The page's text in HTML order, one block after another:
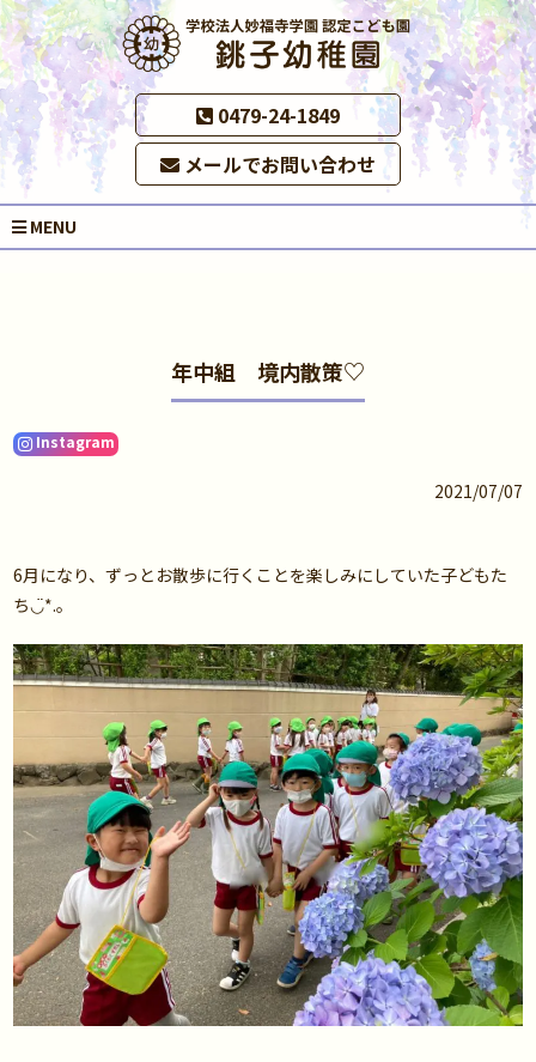
0479-24-1849
メールでお問い合わせ
MENU
年中組 境内散策♡
Instagram
2021/07/07
6月になり、ずっとお散歩に行くことを楽しみにしていた子どもた
ち◡̈*.。